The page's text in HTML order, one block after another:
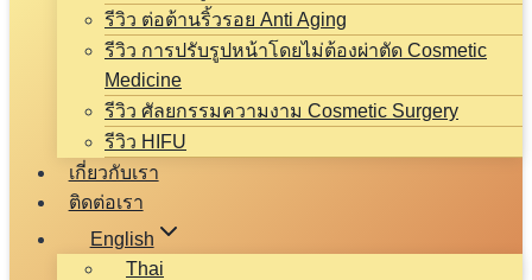
รีวิว ต่อต้านริ้วรอย Anti Aging
รีวิว การปรับรูปหน้าโดยไม่ต้องผ่าตัด Cosmetic
Medicine
รีวิว ศัลยกรรมความงาม Cosmetic Surgery
รีวิว HIFU
เกี่ยวกับเรา
ติดต่อเรา
English
Thai